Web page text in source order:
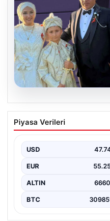
06.08.2026
Çanakkale’de
dönüştü. Yusuf
Piyasa Verileri
USD
EUR
ALTIN
BTC